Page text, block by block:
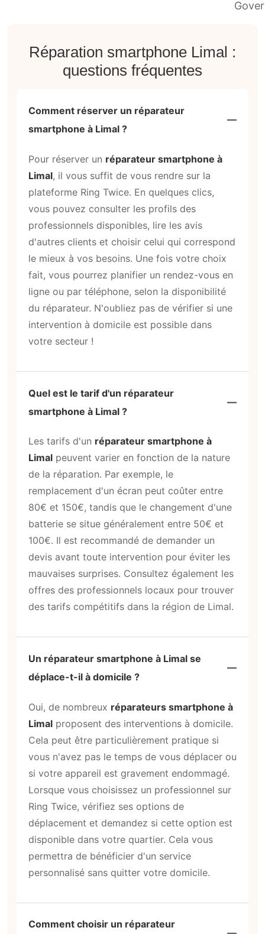
Réparation smartphone Limal :
questions fréquentes
Comment réserver un réparateur
smartphone à Limal ?
Pour réserver un réparateur smartphone à
Limal, il vous suffit de vous rendre sur la
plateforme Ring Twice. En quelques clics,
vous pouvez consulter les profils des
professionnels disponibles, lire les avis
d'autres clients et choisir celui qui correspond
le mieux à vos besoins. Une fois votre choix
fait, vous pourrez planifier un rendez-vous en
ligne ou par téléphone, selon la disponibilité
du réparateur. N'oubliez pas de vérifier si une
intervention à domicile est possible dans
votre secteur !
Quel est le tarif d'un réparateur
smartphone à Limal ?
Les tarifs d'un réparateur smartphone à
Limal peuvent varier en fonction de la nature
de la réparation. Par exemple, le
remplacement d'un écran peut coûter entre
80€ et 150€, tandis que le changement d'une
batterie se situe généralement entre 50€ et
100€. Il est recommandé de demander un
devis avant toute intervention pour éviter les
mauvaises surprises. Consultez également les
offres des professionnels locaux pour trouver
des tarifs compétitifs dans la région de Limal.
Un réparateur smartphone à Limal se
déplace-t-il à domicile ?
Oui, de nombreux réparateurs smartphone à
Limal proposent des interventions à domicile.
Cela peut être particulièrement pratique si
vous n'avez pas le temps de vous déplacer ou
si votre appareil est gravement endommagé.
Lorsque vous choisissez un professionnel sur
Ring Twice, vérifiez ses options de
déplacement et demandez si cette option est
disponible dans votre quartier. Cela vous
permettra de bénéficier d'un service
personnalisé sans quitter votre domicile.
Comment choisir un réparateur